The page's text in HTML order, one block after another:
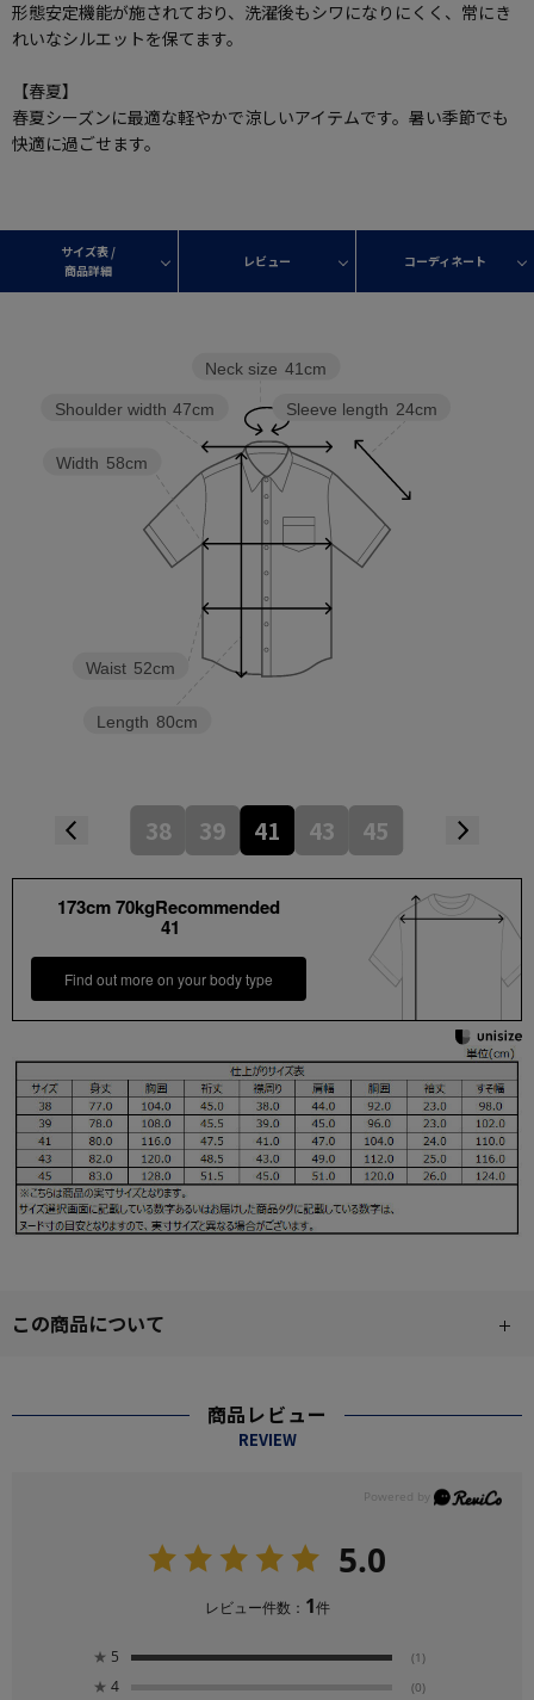
形態安定機能が施されており、洗濯後もシワになりにくく、常にき
れいなシルエットを保てます。
【春夏】
春夏シーズンに最適な軽やかで涼しいアイテムです。暑い季節でも
快適に過ごせます。
サイズ表 /
商品詳細
レビュー コーディネート
Sleeve length 24cm
Neck size 41cm
Length 80cm
Waist 52cm
Width 58cm
Shoulder width 47cm
38 39 41 43 45
173cm 70kgRecommended
41
Find out more on your body type
この商品について
商品レビュー
REVIEW
5.0
レビュー件数： 1件
★ 5 (1)
★ 4 (0)